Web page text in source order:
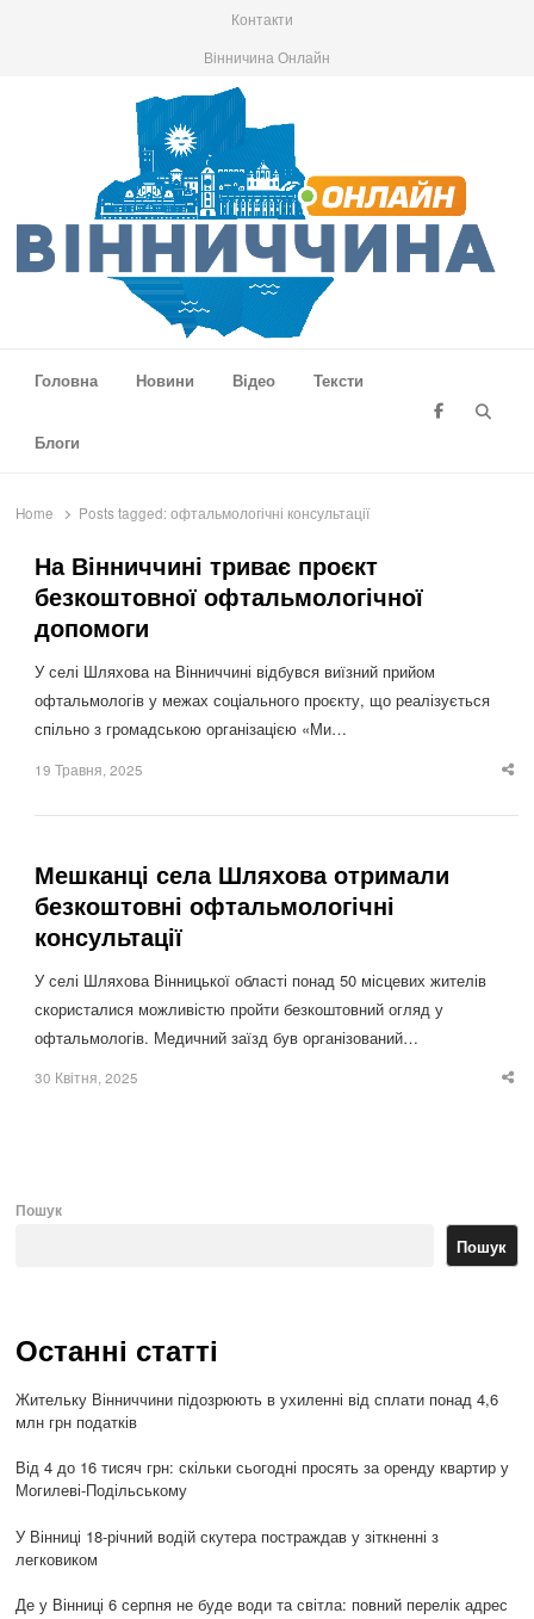
Контакти
Вінничина Онлайн
Головна
Новини Відео Тексти
Блоги
Home Posts tagged:офтальмологічні консультації
На Вінниччині триває проєкт
безкоштовної офтальмологічної
допомоги
У селі Шляхова на Вінниччині відбувся виїзний прийом
офтальмологів у межах соціального проєкту, що реалізується
спільно з громадською організацією «Ми…
19 Травня, 2025
Мешканці села Шляхова отримали
безкоштовні офтальмологічні
консультації
У селі Шляхова Вінницької області понад 50 місцевих жителів
скористалися можливістю пройти безкоштовний огляд у
офтальмологів. Медичний заїзд був організований…
30 Квітня, 2025
Пошук
Пошук
Останні статті
Жительку Вінниччини підозрюють в ухиленні від сплати понад 4,6
млн грн податків
Від 4 до 16 тисяч грн: скільки сьогодні просять за оренду квартир у
Могилеві-Подільському
У Вінниці 18-річний водій скутера постраждав у зіткненні з
легковиком
Де у Вінниці 6 серпня не буде води та світла: повний перелік адрес